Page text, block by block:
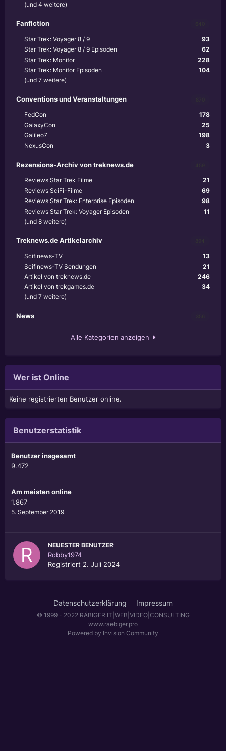
(und 4 weitere)
Fanfiction
93
Star Trek: Voyager 8 / 9
62
Star Trek: Voyager 8 / 9 Episoden
228
Star Trek: Monitor
104
Star Trek: Monitor Episoden
(und 7 weitere)
Conventions und Veranstaltungen
178
FedCon
25
GalaxyCon
198
Galileo7
3
NexusCon
Rezensions-Archiv von treknews.de
21
Reviews Star Trek Filme
69
Reviews SciFi-Filme
98
Reviews Star Trek: Enterprise Episoden
11
Reviews Star Trek: Voyager Episoden
(und 8 weitere)
Treknews.de Artikelarchiv
13
Scifinews-TV
21
Scifinews-TV Sendungen
246
Artikel von treknews.de
34
Artikel von trekgames.de
(und 7 weitere)
News
Alle Kategorien anzeigen
Wer ist Online
Keine registrierten Benutzer online.
Benutzerstatistik
Benutzer insgesamt
9.472
Am meisten online
1.867
5. September 2019
NEUESTER BENUTZER
Robby1974
Registriert 2. Juli 2024
Datenschutzerklärung Impressum
© 1999 - 2022 RÄBIGER IT|WEB|VIDEO|CONSULTING
www.raebiger.pro
Powered by Invision Community